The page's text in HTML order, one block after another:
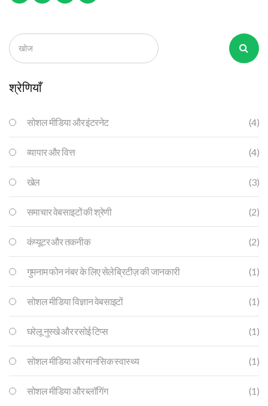
श्रेणियाँ
सोशल मीडिया और इंटरनेट (4)
व्यापार और वित्त (4)
खेल (3)
समाचार वेबसाइटों की श्रेणी (2)
कंप्यूटर और तकनीक (2)
गुमनाम फोन नंबर के लिए सेलेब्रिटीज़ की जानकारी (1)
सोशल मीडिया विज्ञान वेबसाइटों (1)
घरेलू नुस्खे और रसोई टिप्स (1)
सोशल मीडिया और मानसिक स्वास्थ्य (1)
सोशल मीडिया और ब्लॉगिंग (1)